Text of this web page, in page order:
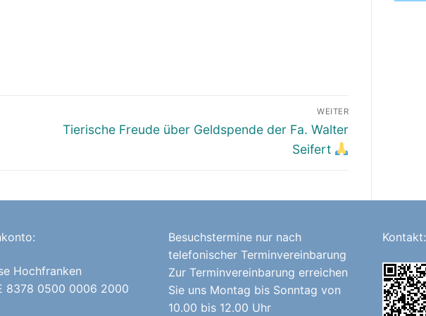
WEITER
Nächster
Tierische Freude über Geldspende der Fa. Walter
Seifert
Hochfranken
8378 0500 0006 2000
Besuchstermine nur nach
telefonischer Terminvereinbarung
Zur Terminvereinbarung erreichen
Sie uns Montag bis Sonntag von
10.00 bis 12.00 Uhr
Kontakt: